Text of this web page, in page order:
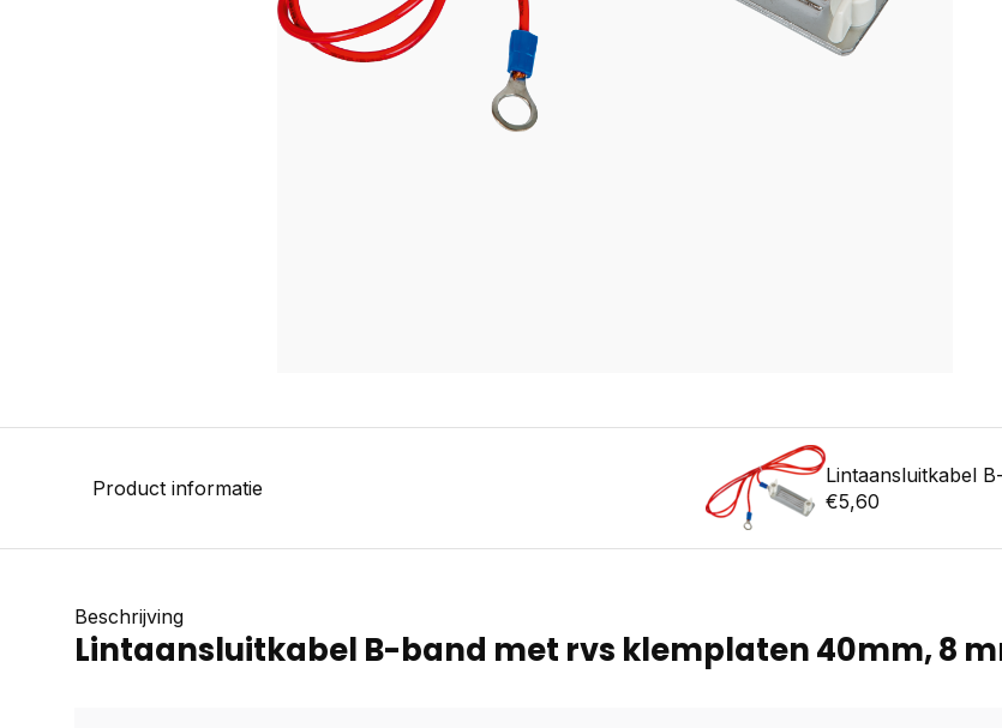
Product informatie
Lintaansluitkabel
€5,60
Beschrijving
Lintaansluitkabel B-band met rvs klemplaten 40mm, 8